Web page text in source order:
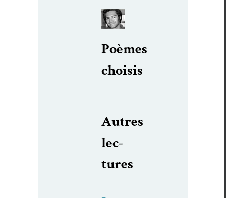
Poèmes
choi­sis
Autres
lec­
tures